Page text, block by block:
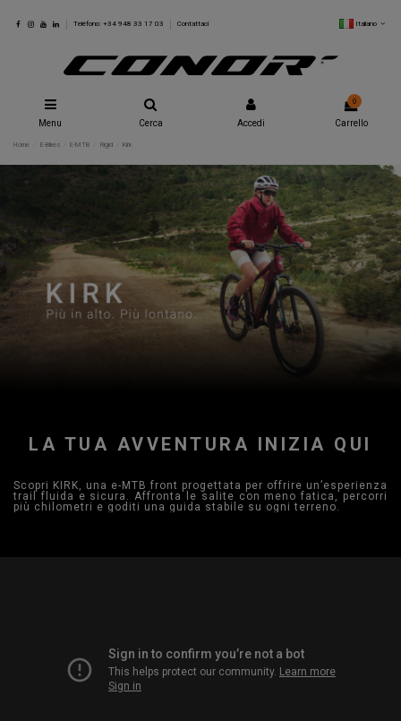
Teléfono: +34 948 33 17 03 Contattaci Italiano
Menu Cerca Accedi
0
Carrello
Home E-Bikes E-MTB Rigid Kirk
LA TUA AVVENTURA INIZIA QUI
Scopri KIRK, una e-MTB front progettata per offrire un’esperienza
trail fluida e sicura. Affronta le salite con meno fatica, percorri
più chilometri e goditi una guida stabile su ogni terreno.